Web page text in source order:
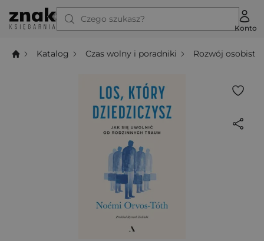
Czego szukasz?
Konto
Katalog Czas wolny i poradniki Rozwój osobisty